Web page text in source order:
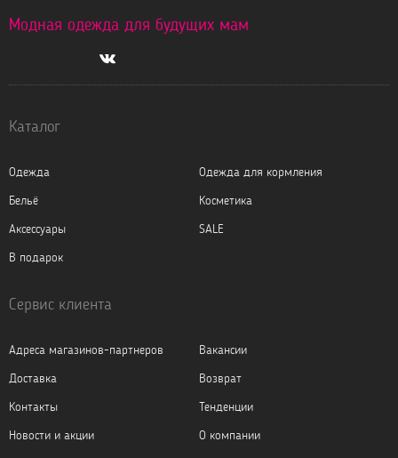
Модная одежда для будущих мам
Каталог
Одежда
Одежда для кормления
Бельё
Косметика
Аксессуары
SALE
В подарок
Сервис клиента
Адреса магазинов-партнеров
Вакансии
Доставка
Возврат
Контакты
Тенденции
Новости и акции
О компании